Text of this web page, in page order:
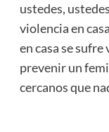
ustedes,
violencia en
en casa se
prevenir un
cercanos que